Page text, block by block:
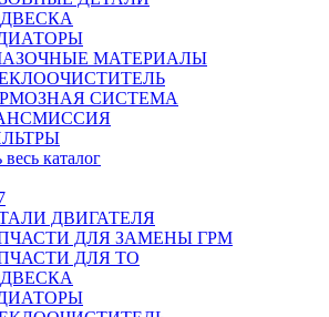
МАТЕРИАЛЫ
СИСТЕМА
каталог
ДВИГАТЕЛЯ
ДЛЯ ЗАМЕНЫ ГРМ
ДЛЯ ТО